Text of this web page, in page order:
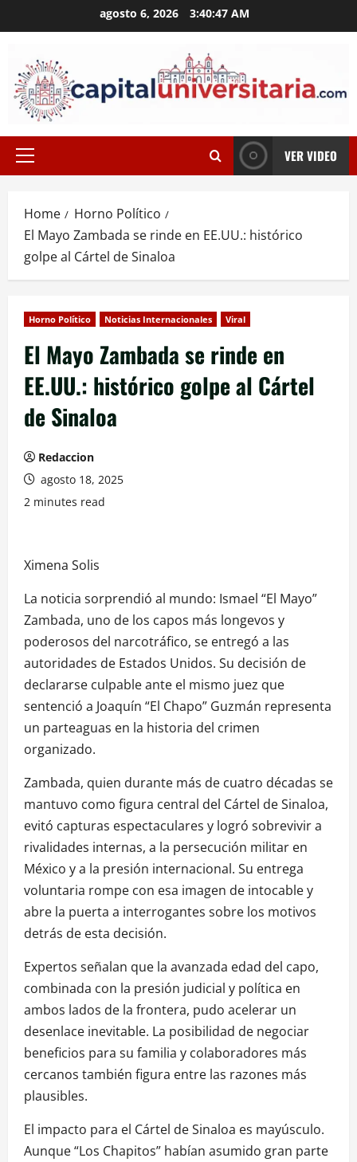
to
agosto 6, 2026 3:40:47 AM
Primary
VER VIDEO
Home
Horno Político
El Mayo Zambada se rinde en EE.UU.: histórico
golpe al Cártel de Sinaloa
Horno Político Noticias Internacionales Viral
El Mayo Zambada se rinde en
EE.UU.: histórico golpe al Cártel
de Sinaloa
Redaccion
agosto 18, 2025
2 minutes read
Ximena Solis
La noticia sorprendió al mundo: Ismael “El Mayo”
Zambada, uno de los capos más longevos y
poderosos del narcotráfico, se entregó a las
autoridades de Estados Unidos. Su decisión de
declararse culpable ante el mismo juez que
sentenció a Joaquín “El Chapo” Guzmán representa
un parteaguas en la historia del crimen
organizado.
Zambada, quien durante más de cuatro décadas se
mantuvo como figura central del Cártel de Sinaloa,
evitó capturas espectaculares y logró sobrevivir a
rivalidades internas, a la persecución militar en
México y a la presión internacional. Su entrega
voluntaria rompe con esa imagen de intocable y
abre la puerta a interrogantes sobre los motivos
detrás de esta decisión.
Expertos señalan que la avanzada edad del capo,
combinada con la presión judicial y política en
ambos lados de la frontera, pudo acelerar un
desenlace inevitable. La posibilidad de negociar
beneficios para su familia y colaboradores más
cercanos también figura entre las razones más
plausibles.
El impacto para el Cártel de Sinaloa es mayúsculo.
Aunque “Los Chapitos” habían asumido gran parte